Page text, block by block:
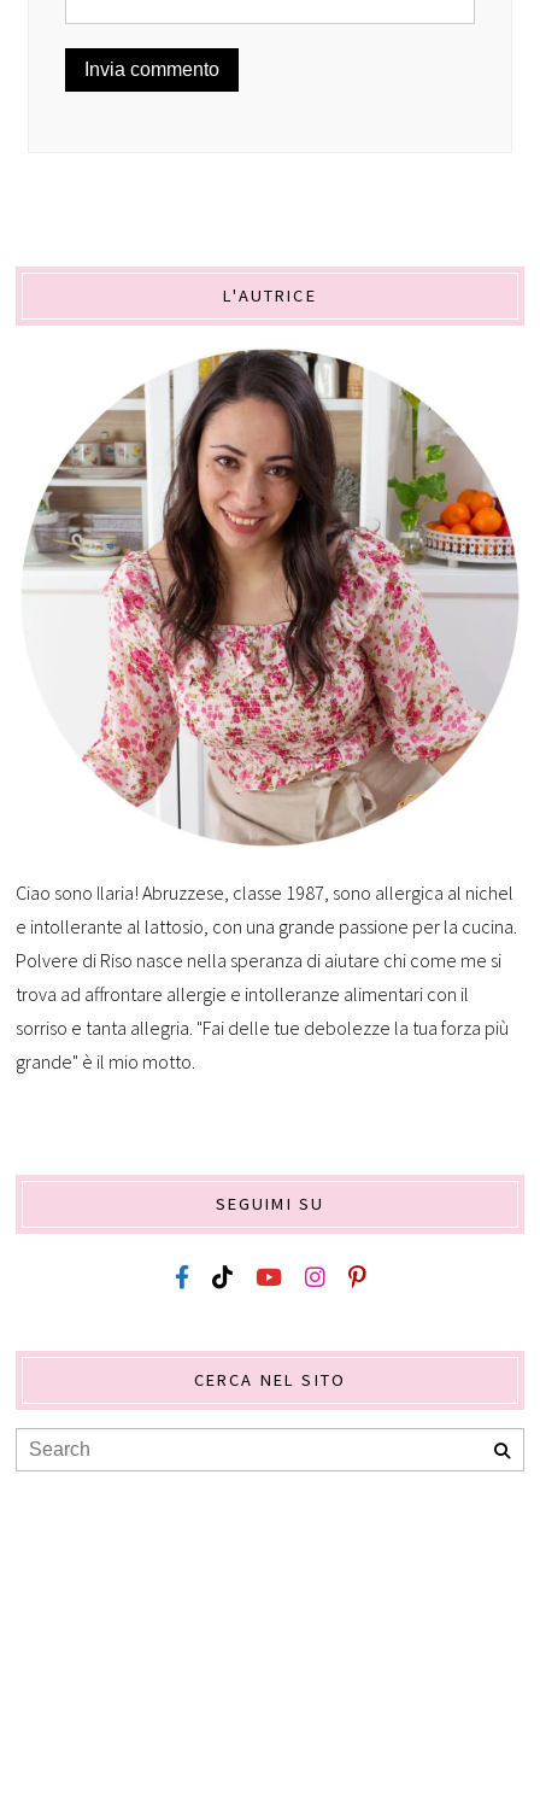
L'AUTRICE
Ciao sono Ilaria! Abruzzese, classe 1987, sono allergica al nichel
e intollerante al lattosio, con una grande passione per la cucina.
Polvere di Riso nasce nella speranza di aiutare chi come me si
trova ad affrontare allergie e intolleranze alimentari con il
sorriso e tanta allegria. "Fai delle tue debolezze la tua forza più
grande" è il mio motto.
SEGUIMI SU
CERCA NEL SITO